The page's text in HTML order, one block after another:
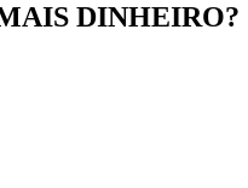
DINHEIRO?